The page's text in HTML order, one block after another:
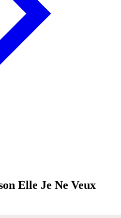
Elle Je Ne Veux